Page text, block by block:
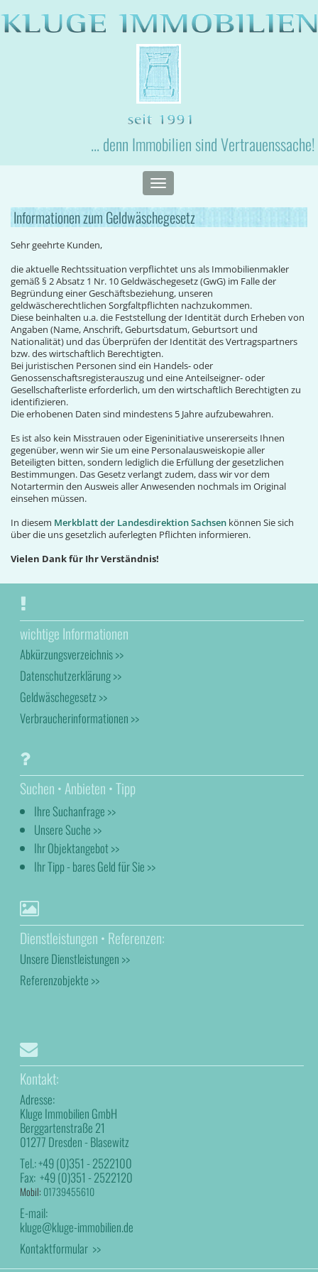
... denn Immobilien sind Vertrauenssache!
Toggle
navigation
Informationen zum Geldwäschegesetz
Sehr geehrte Kunden,
die aktuelle Rechtssituation verpflichtet uns als Immobilienmakler
gemäß § 2 Absatz 1 Nr. 10 Geldwäschegesetz (GwG) im Falle der
Begründung einer Geschäftsbeziehung, unseren
geldwäscherechtlichen Sorgfaltpflichten nachzukommen.
Diese beinhalten u.a. die Feststellung der Identität durch Erheben von
Angaben (Name, Anschrift, Geburtsdatum, Geburtsort und
Nationalität) und das Überprüfen der Identität des Vertragspartners
bzw. des wirtschaftlich Berechtigten.
Bei juristischen Personen sind ein Handels- oder
Genossenschaftsregisterauszug und eine Anteilseigner- oder
Gesellschafterliste erforderlich, um den wirtschaftlich Berechtigten zu
identifizieren.
Die erhobenen Daten sind mindestens 5 Jahre aufzubewahren.
Es ist also kein Misstrauen oder Eigeninitiative unsererseits Ihnen
gegenüber, wenn wir Sie um eine Personalausweiskopie aller
Beteiligten bitten, sondern lediglich die Erfüllung der gesetzlichen
Bestimmungen. Das Gesetz verlangt zudem, dass wir vor dem
Notartermin den Ausweis aller Anwesenden nochmals im Original
einsehen müssen.
In diesem Merkblatt der Landesdirektion Sachsenkönnen Sie sich
über die uns gesetzlich auferlegten Pflichten informieren.
Vielen Dank für Ihr Verständnis!
wichtige Informationen
Abkürzungsverzeichnis >>
Datenschutzerklärung >>
Geldwäschegesetz >>
Verbraucherinformationen >>
Suchen • Anbieten • Tipp
Ihre Suchanfrage >>
Unsere Suche >>
Ihr Objektangebot >>
Ihr Tipp - bares Geld für Sie >>
Dienstleistungen • Referenzen:
Unsere Dienstleistungen >>
Referenzobjekte >>
Kontakt:
Adresse:
Kluge Immobilien GmbH
Berggartenstraße 21
01277 Dresden - Blasewitz
Tel.:+49 (0)351 - 2522100
Fax:+49 (0)351 - 2522120
Mobil: 01739455610
E-mail:
kluge@kluge-immobilien.de
Kontaktformular >>